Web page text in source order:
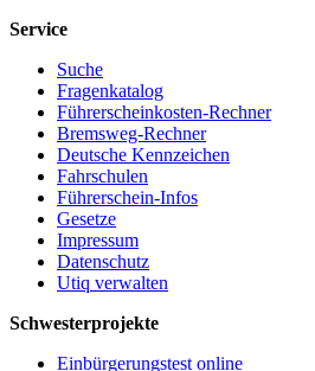
Service
Suche
Fragenkatalog
Führerscheinkosten-Rechner
Bremsweg-Rechner
Deutsche Kennzeichen
Fahrschulen
Führerschein-Infos
Gesetze
Impressum
Datenschutz
Utiq verwalten
Schwesterprojekte
Einbürgerungstest online